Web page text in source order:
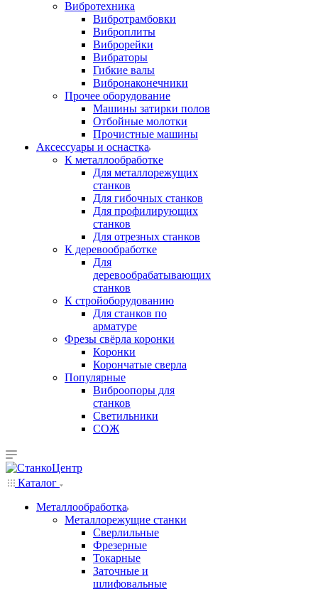
Вибротехника
Вибротрамбовки
Виброплиты
Виброрейки
Вибраторы
Гибкие валы
Вибронаконечники
Прочее оборудование
Машины затирки полов
Отбойные молотки
Прочистные машины
Аксeccyapы и оснастка
К металлообработке
Для металлорежущих
станков
Для гибочных станков
Для профилирующих
станков
Для отрезных станков
К деревообработке
Для
деревообрабатывающих
станков
К стройоборудованию
Для станков по
арматуре
Фрезы свёрла коронки
Коронки
Корончатые сверла
Популярные
Виброопоры для
станков
Светильники
СОЖ
Каталог
Металлообработка
Металлорежущие станки
Сверлильные
Фрезерные
Токарные
Заточные и
шлифовальные